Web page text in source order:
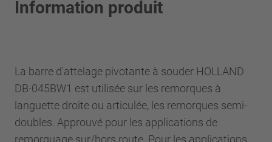
Information produit
La barre d'attelage pivotante à souder HOLLAND
DB-045BW1 est utilisée sur les remorques à
languette droite ou articulée, les remorques semi-
doubles. Approuvé pour les applications de
remorquage sur/hors route. Pour les applications